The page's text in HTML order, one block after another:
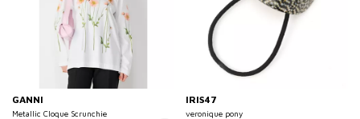
GANNI
Metallic Cloque Scrunchie
IRIS47
veronique pony